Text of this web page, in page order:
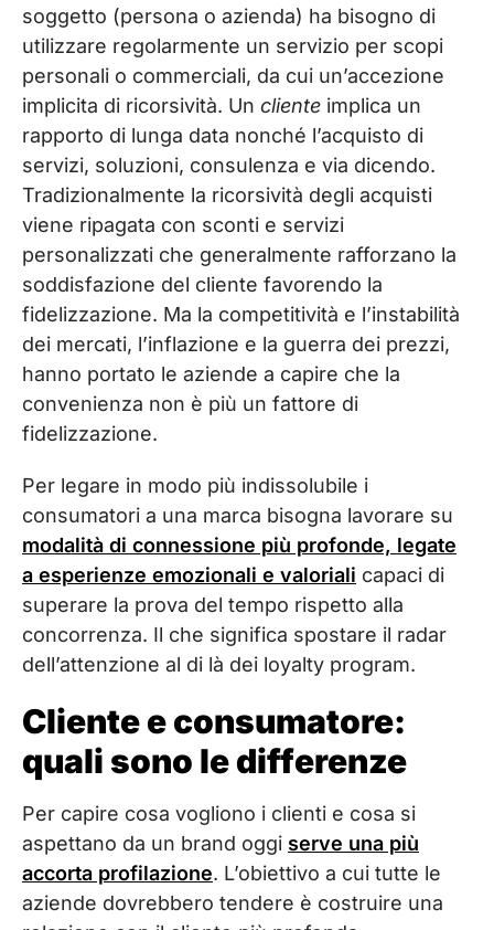
soggetto (persona o azienda) ha bisogno di
utilizzare regolarmente un servizio per scopi
personali o commerciali, da cui un’accezione
implicita di ricorsività. Un cliente implica un
rapporto di lunga data nonché l’acquisto di
servizi, soluzioni, consulenza e via dicendo.
Tradizionalmente la ricorsività degli acquisti
viene ripagata con sconti e servizi
personalizzati che generalmente rafforzano la
soddisfazione del cliente favorendo la
fidelizzazione. Ma la competitività e l’instabilità
dei mercati, l’inflazione e la guerra dei prezzi,
hanno portato le aziende a capire che la
convenienza non è più un fattore di
fidelizzazione.
Per legare in modo più indissolubile i
consumatori a una marca bisogna lavorare su
modalità di connessione più profonde, legate
a esperienze emozionali e valoriali capaci di
superare la prova del tempo rispetto alla
concorrenza. Il che significa spostare il radar
dell’attenzione al di là dei loyalty program.
Cliente e consumatore:
quali sono le differenze
Per capire cosa vogliono i clienti e cosa si
aspettano da un brand oggi serve una più
accorta profilazione. L’obiettivo a cui tutte le
aziende dovrebbero tendere è costruire una